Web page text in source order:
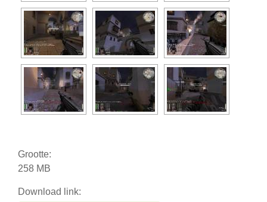
Grootte:
258 MB
Download link: